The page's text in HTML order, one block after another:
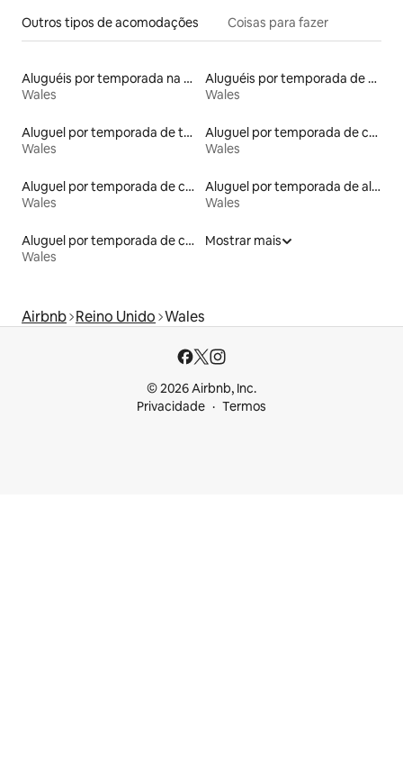
Outros tipos de acomodações Coisas para fazer
Aluguéis por temporada na orla
Wales
Aluguéis por temporada de acomodações de luxo
Wales
Aluguel por temporada de tendas tipi
Wales
Aluguel por temporada de casas de hóspedes
Wales
Aluguel por temporada de casas-barco
Wales
Aluguel por temporada de alojamentos ecológicos
Wales
Aluguel por temporada de casas arredondadas
Wales
Mostrar mais
Airbnb Reino Unido Wales
© 2026 Airbnb, Inc.
Privacidade
Termos